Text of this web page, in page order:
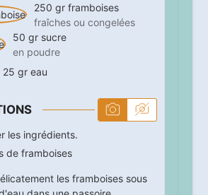
250 gr framboises
fraîches ou congelées
50 gr sucre
en poudre
25 gr eau
les ingrédients.
les framboises sous